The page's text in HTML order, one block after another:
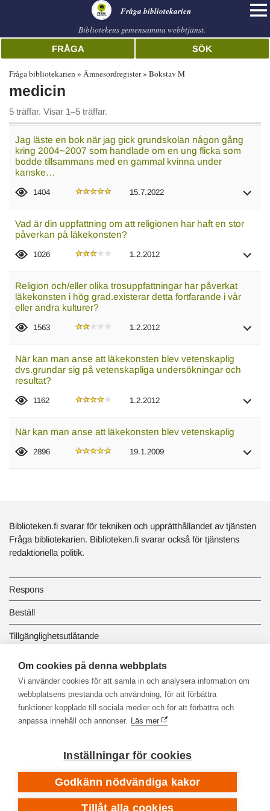
Fråga bibliotekarien
Bibliotekens gemensamma webbtjänst.
FRÅGA SÖK
Fråga bibliotekarien Ämnesordregister Bokstav M
medicin
5 träffar. Visar 1–5 träffar.
Jag läste en bok när jag gick grundskolan någon gång
kring 2004~2007 som handlade om en ung flicka som
bodde tillsammans med en gammal kvinna under
kanske…
1404 15.7.2022
Vad är din uppfattning om att religionen har haft en stor
påverkan på läkekonsten?
1026 1.2.2012
Religion och/eller olika trosuppfattningar har påverkat
läkekonsten i hög grad.existerar detta fortfarande i vår
eller andra kulturer?
1563 1.2.2012
När kan man anse att läkekonsten blev vetenskaplig
dvs.grundar sig på vetenskapliga undersökningar och
resultat?
1162 1.2.2012
När kan man anse att läkekonsten blev vetenskaplig
2896 19.1.2009
Biblioteken.fi svarar för tekniken och upprätthållandet av tjänsten
Fråga bibliotekarien. Biblioteken.fi svarar också för tjänstens
redaktionella politik.
Respons
Beställ
Tillgänglighetsutlåtande
Dataskydd och registerbeskrivningar
Länkbiblioteket
Om cookies på denna webbplats
Vi använder cookies för att samla in och analysera information om
webbplatsens prestanda och användning, för att förbättra
funktioner kopplade till sociala medier och för att förbättra och
anpassa innehåll och annonser. Läs mer
Inställningar för cookies
Godkänn nödvändiga kakor
Tillåt alla cookies